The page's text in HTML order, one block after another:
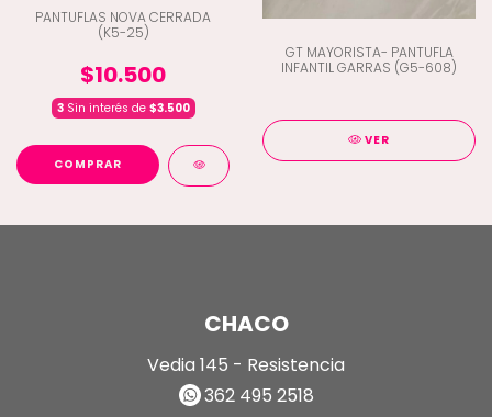
PANTUFLAS NOVA CERRADA
(K5-25)
$10.500
3Sin interés de $3.500
COMPRAR
GT MAYORISTA- PANTUFLA
INFANTIL GARRAS (G5-608)
VER
CHACO
Vedia 145 - Resistencia
362 495 2518